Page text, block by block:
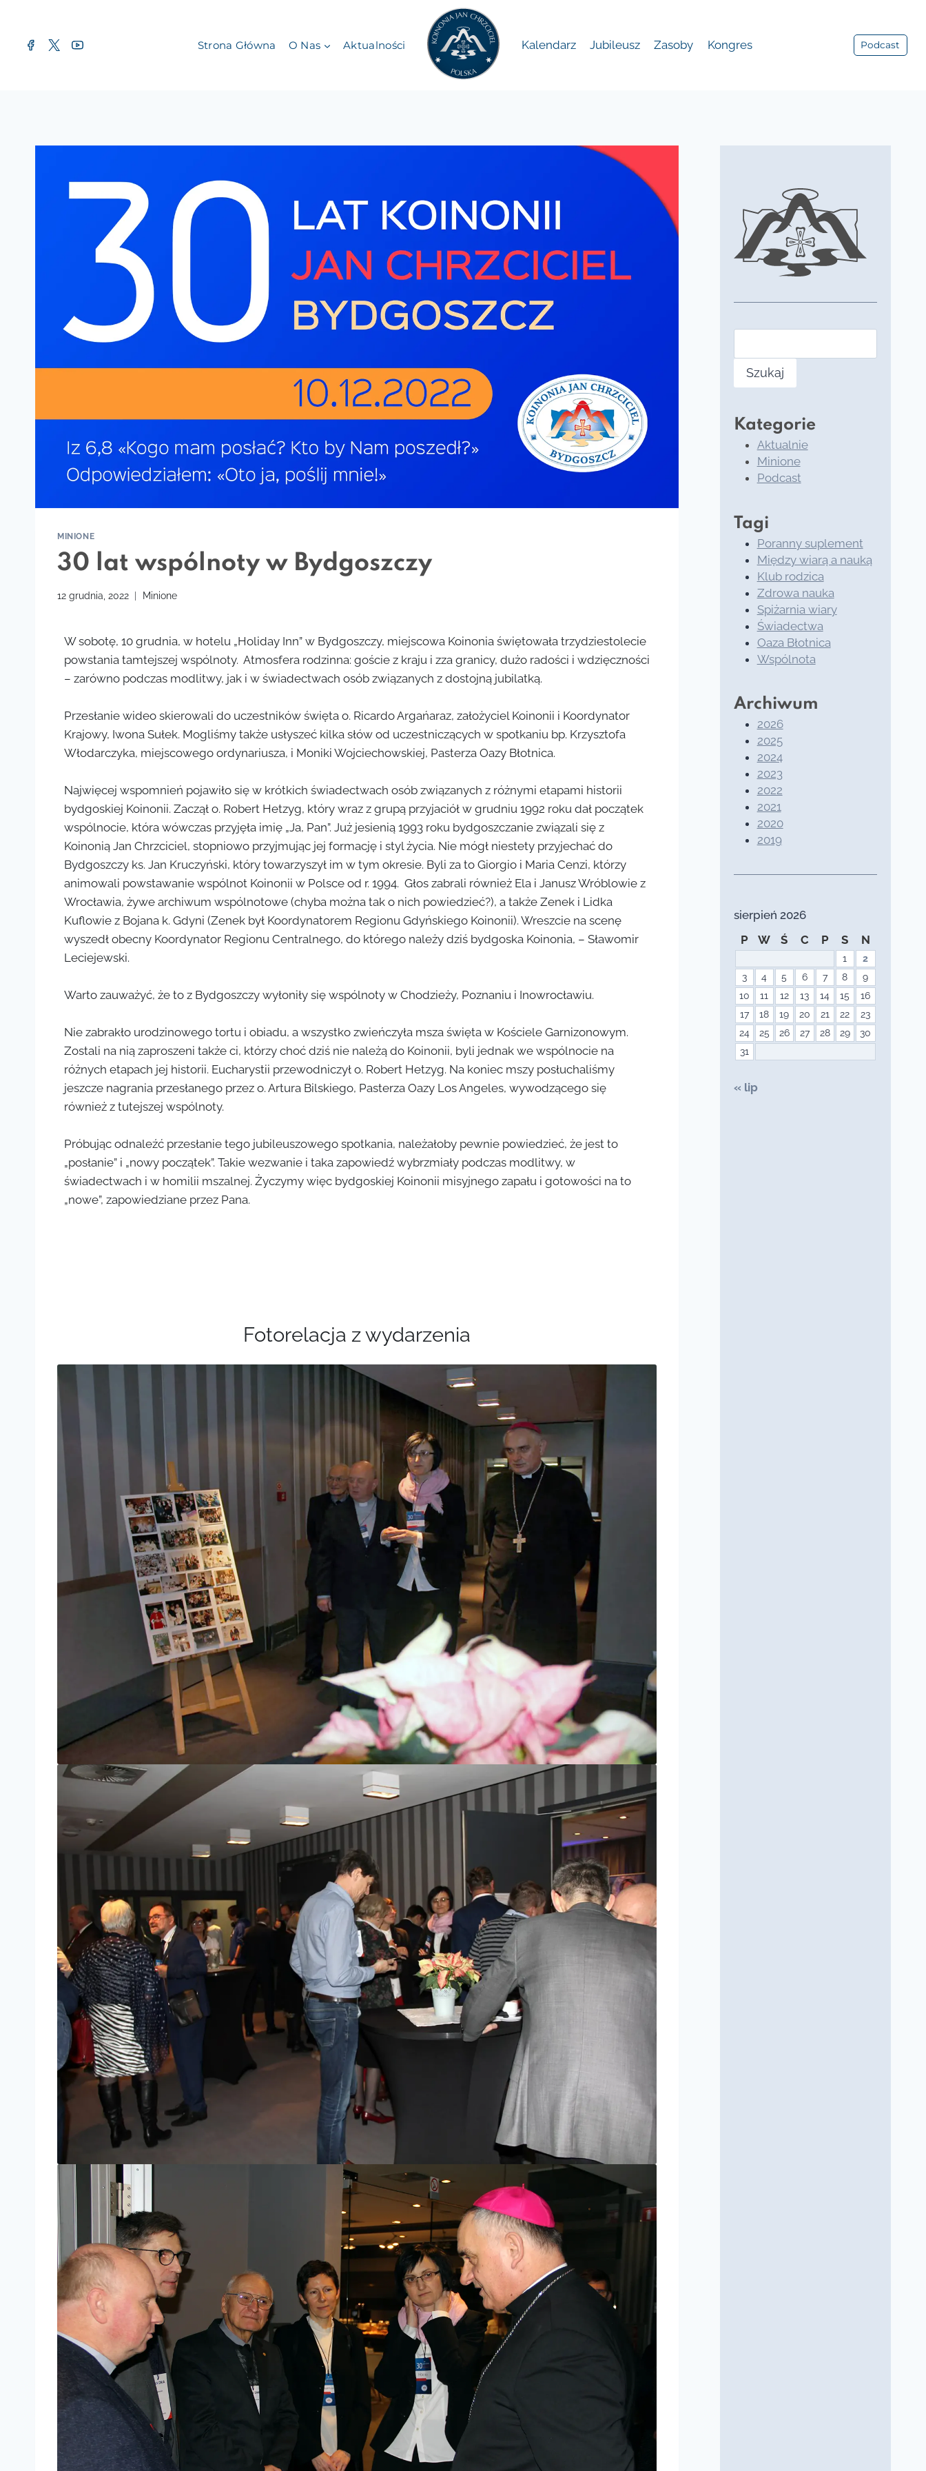
Strona Główna O Nas Aktualności Kalendarz Jubileusz Zasoby Kongres Podcast
MINIONE
30 lat wspólnoty w Bydgoszczy
12 grudnia, 2022 Minione
W sobotę, 10 grudnia, w hotelu „Holiday Inn” w Bydgoszczy, miejscowa Koinonia świętowała trzydziestolecie
powstania tamtejszej wspólnoty. Atmosfera rodzinna: goście z kraju i zza granicy, dużo radości i wdzięczności
– zarówno podczas modlitwy, jak i w świadectwach osób związanych z dostojną jubilatką.
Przesłanie wideo skierowali do uczestników święta o. Ricardo Argańaraz, założyciel Koinonii i Koordynator
Krajowy, Iwona Sułek. Mogliśmy także usłyszeć kilka słów od uczestniczących w spotkaniu bp. Krzysztofa
Włodarczyka, miejscowego ordynariusza, i Moniki Wojciechowskiej, Pasterza Oazy Błotnica.
Najwięcej wspomnień pojawiło się w krótkich świadectwach osób związanych z różnymi etapami historii
bydgoskiej Koinonii. Zaczął o. Robert Hetzyg, który wraz z grupą przyjaciół w grudniu 1992 roku dał początek
wspólnocie, która wówczas przyjęła imię „Ja, Pan”. Już jesienią 1993 roku bydgoszczanie związali się z
Koinonią Jan Chrzciciel, stopniowo przyjmując jej formację i styl życia. Nie mógł niestety przyjechać do
Bydgoszczy ks. Jan Kruczyński, który towarzyszył im w tym okresie. Byli za to Giorgio i Maria Cenzi, którzy
animowali powstawanie wspólnot Koinonii w Polsce od r. 1994. Głos zabrali również Ela i Janusz Wróblowie z
Wrocławia, żywe archiwum wspólnotowe (chyba można tak o nich powiedzieć?), a także Zenek i Lidka
Kuflowie z Bojana k. Gdyni (Zenek był Koordynatorem Regionu Gdyńskiego Koinonii). Wreszcie na scenę
wyszedł obecny Koordynator Regionu Centralnego, do którego należy dziś bydgoska Koinonia, – Sławomir
Leciejewski.
Warto zauważyć, że to z Bydgoszczy wyłoniły się wspólnoty w Chodzieży, Poznaniu i Inowrocławiu.
Nie zabrakło urodzinowego tortu i obiadu, a wszystko zwieńczyła msza święta w Kościele Garnizonowym.
Zostali na nią zaproszeni także ci, którzy choć dziś nie należą do Koinonii, byli jednak we wspólnocie na
różnych etapach jej historii. Eucharystii przewodniczył o. Robert Hetzyg. Na koniec mszy posłuchaliśmy
jeszcze nagrania przesłanego przez o. Artura Bilskiego, Pasterza Oazy Los Angeles, wywodzącego się
również z tutejszej wspólnoty.
Próbując odnaleźć przesłanie tego jubileuszowego spotkania, należałoby pewnie powiedzieć, że jest to
„posłanie” i „nowy początek”. Takie wezwanie i taka zapowiedź wybrzmiały podczas modlitwy, w
świadectwach i w homilii mszalnej. Życzymy więc bydgoskiej Koinonii misyjnego zapału i gotowości na to
„nowe”, zapowiedziane przez Pana.
Fotorelacja z wydarzenia
Szukaj
Kategorie
Aktualnie
Minione
Podcast
Tagi
Poranny suplement
Między wiarą a nauką
Klub rodzica
Zdrowa nauka
Spiżarnia wiary
Świadectwa
Oaza Błotnica
Wspólnota
Archiwum
2026
2025
2024
2023
2022
2021
2020
2019
sierpień 2026
P
W Ś C P S N
1
2
3
4 5 6 7 8
9
10
11 12 13 14 15
16
17
18 19 20 21 22
23
24
25 26 27 28 29
30
31
« lip